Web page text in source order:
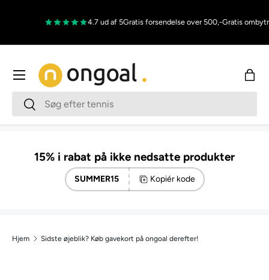
Gå til indhold 4.7 ud af 5Gratis forsendelse over 500,-Gratis
SøgSøg
Menu
15% i rabat på ikke nedsatte produkter
SUMMER15 Kopiér kode
Hjem Sidste øjeblik? Køb gavekort på ongoal derefter!